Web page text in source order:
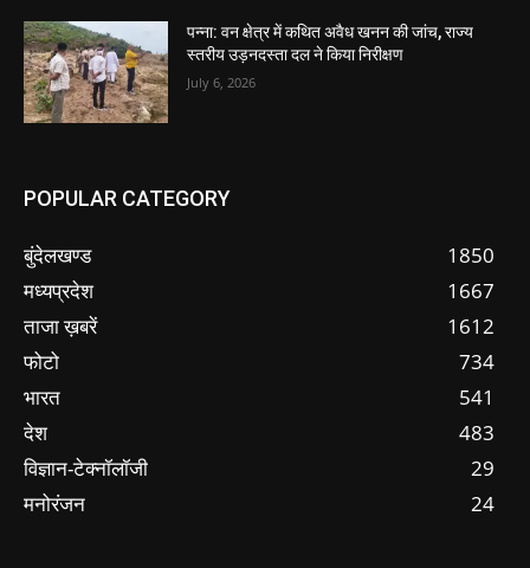
पन्ना: वन क्षेत्र में कथित अवैध खनन की जांच, राज्य
स्तरीय उड़नदस्ता दल ने किया निरीक्षण
July 6, 2026
POPULAR CATEGORY
बुंदेलखण्ड
1850
मध्यप्रदेश
1667
ताजा ख़बरें
1612
फोटो
734
भारत
541
देश
483
विज्ञान-टेक्नॉलॉजी
29
मनोरंजन
24